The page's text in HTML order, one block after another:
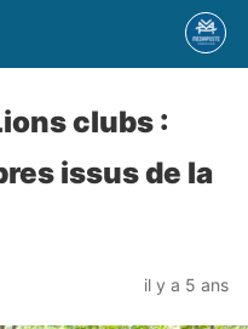
clubs :
issus de la
il y a 5 ans